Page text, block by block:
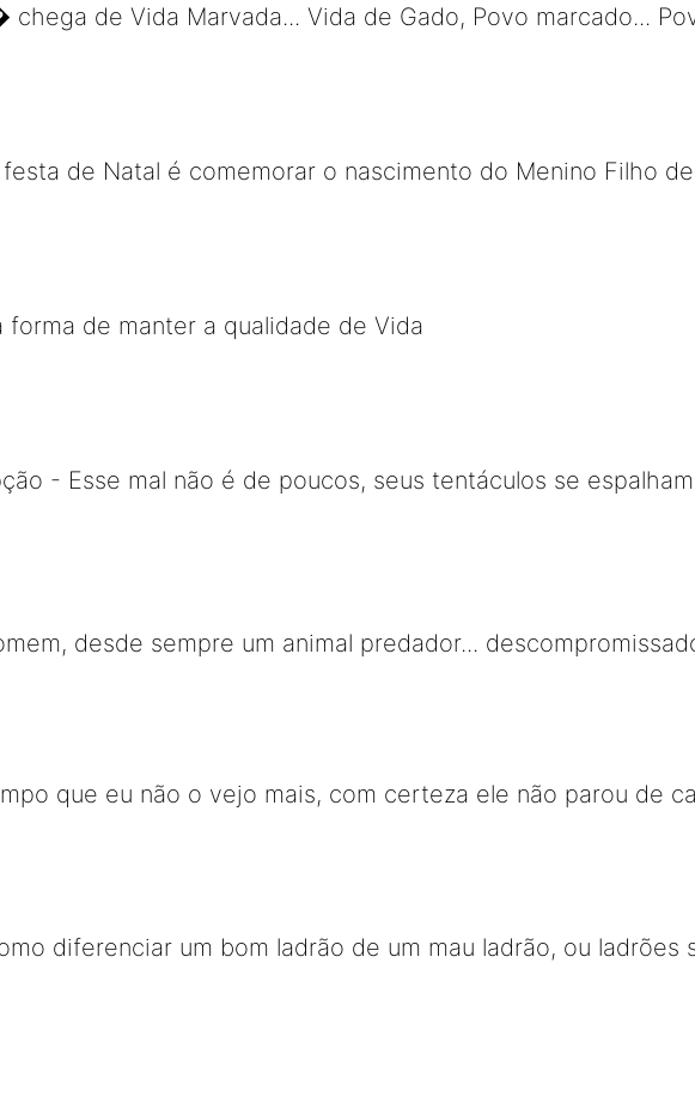
de Vida Marvada... Vida de Gado, Povo marcado...
de Natal é comemorar o nascimento do Menino Filho
forma de manter a qualidade de Vida
- Esse mal não é de poucos, seus tentáculos se
desde sempre um animal predador...
que eu não o vejo mais, com certeza ele não parou de
diferenciar um bom ladrão de um mau ladrão, ou ladrões